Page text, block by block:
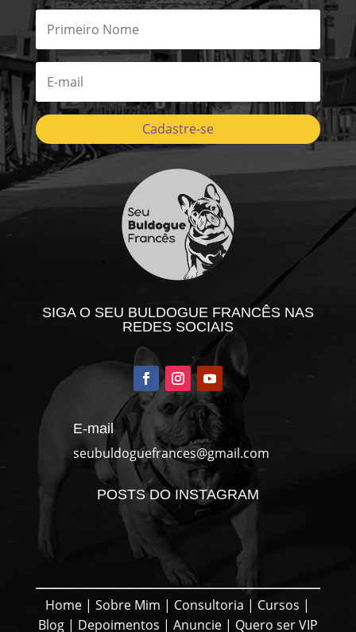
Cadastre-se
SIGA O SEU BULDOGUE FRANCÊS NAS
REDES SOCIAIS
E-mail
seubuldoguefrances@gmail.com
POSTS DO INSTAGRAM
Home |Sobre Mim | Consultoria | Cursos |
Blog| Depoimentos | Anuncie| Quero ser VIP